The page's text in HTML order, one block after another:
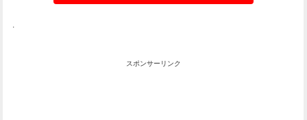
.
スポンサーリンク